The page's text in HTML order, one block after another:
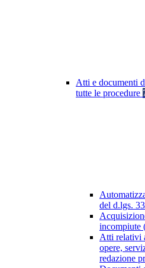
Atti e documenti
tutte le procedure
del d.lgs.
incompiute
Atti relativi
opere,
redazione